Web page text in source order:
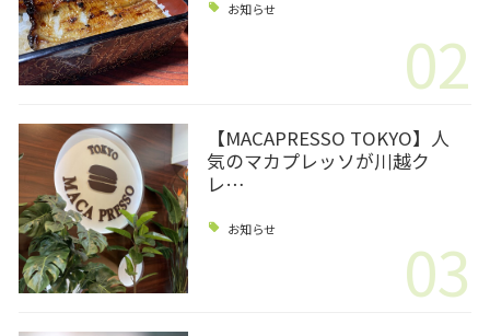
お知らせ
02
【MACAPRESSO TOKYO】人
気のマカプレッソが川越ク
レ…
お知らせ 03